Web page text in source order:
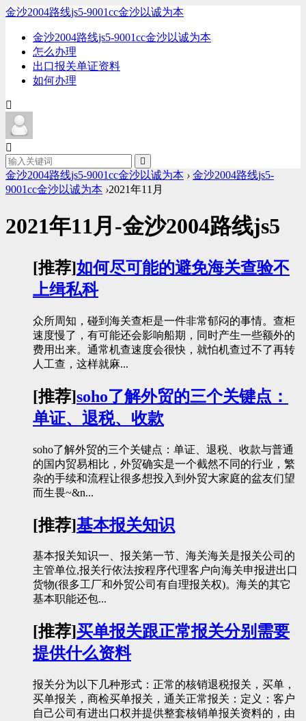
金沙2004路线js5-9001cc金沙以诚为本
金沙2004路线js5-9001cc金沙以诚为本
怎么办理
出口报关单证资料
如何办理
金沙2004路线js5-9001cc金沙以诚为本 › 金沙2004路线js5-
9001cc金沙以诚为本 ›2021年11月
2021年11月-金沙2004路线js5
[推荐]如何尽可能的避免海关查验不
上缉私科
众所周知，碰到海关查柜是一件非常郁闷的事情。查柜
速度慢了，有可能还会影响船期，同时产生一些额外的
费用出来。通常机查速度会很快，就怕机查过不了再转
人工查，这样就麻...
[推荐]soho了解外贸的三个关键点：
单证、退税、收款
soho了解外贸的三个关键点：单证、退税、收款与普通
的国内贸易相比，外贸确实是一个截然不同的行业，繁
杂的手续和流程让很多想投入到外贸大家庭的盆友们望
而生畏~&n...
[推荐]基本报关知识
基本报关知识一、报关第一节、海关海关是报关公司的
主管单位,报关行依法按程序代理客户向海关申报进出口
货物(很多工厂和外贸公司有自理报关权)。海关的其它
基本职能还包...
[推荐]买单报关跟正常报关分别需要
提供什么资料
报关分为以下几种形式：正常的核销退税报关，买单，
买单报关，商检买单报关，通关正常报关：定义：客户
自己公司有进出口权并提供整套核销单报关资料的，由